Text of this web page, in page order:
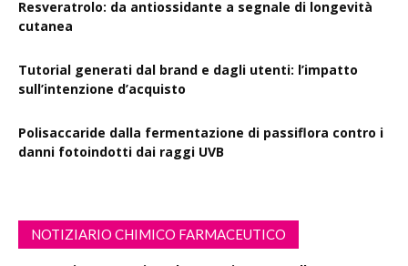
Resveratrolo: da antiossidante a segnale di longevità
cutanea
Tutorial generati dal brand e dagli utenti: l’impatto
sull’intenzione d’acquisto
Polisaccaride dalla fermentazione di passiflora contro i
danni fotoindotti dai raggi UVB
NOTIZIARIO CHIMICO FARMACEUTICO